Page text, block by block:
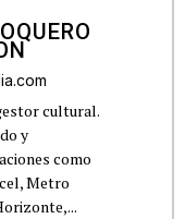
cultural.
y
como
Metro